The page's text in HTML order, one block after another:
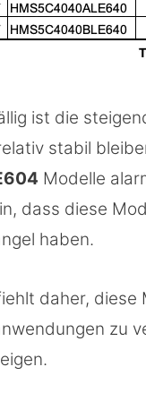
ist die
stabil
Modelle
dass diese
haben.
daher,
zu